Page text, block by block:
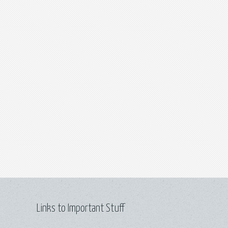
Links to Important Stuff